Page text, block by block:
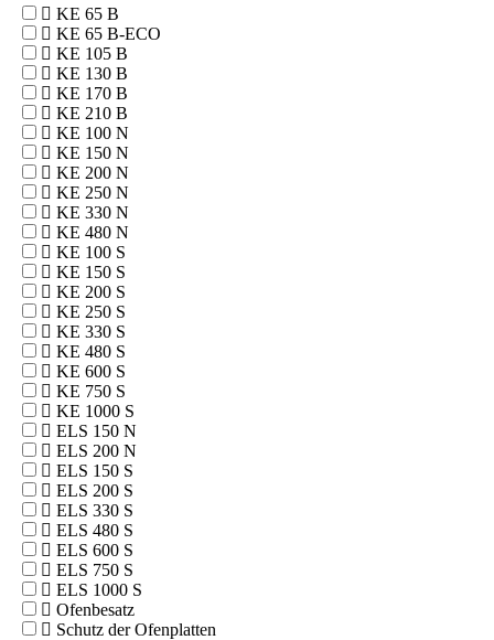
KE 65 B
KE 65 B-ECO
KE 105 B
KE 130 B
KE 170 B
KE 210 B
KE 100 N
KE 150 N
KE 200 N
KE 250 N
KE 330 N
KE 480 N
KE 100 S
KE 150 S
KE 200 S
KE 250 S
KE 330 S
KE 480 S
KE 600 S
KE 750 S
KE 1000 S
ELS 150 N
ELS 200 N
ELS 150 S
ELS 200 S
ELS 330 S
ELS 480 S
ELS 600 S
ELS 750 S
ELS 1000 S
Ofenbesatz
Schutz der Ofenplatten